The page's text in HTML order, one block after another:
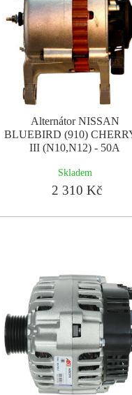
Alternátor NISSAN
BLUEBIRD (910)
III (N10,N12) - 50A
Skladem
2 310 Kč